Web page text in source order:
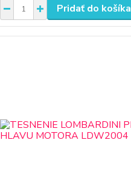
Pridať do košíka